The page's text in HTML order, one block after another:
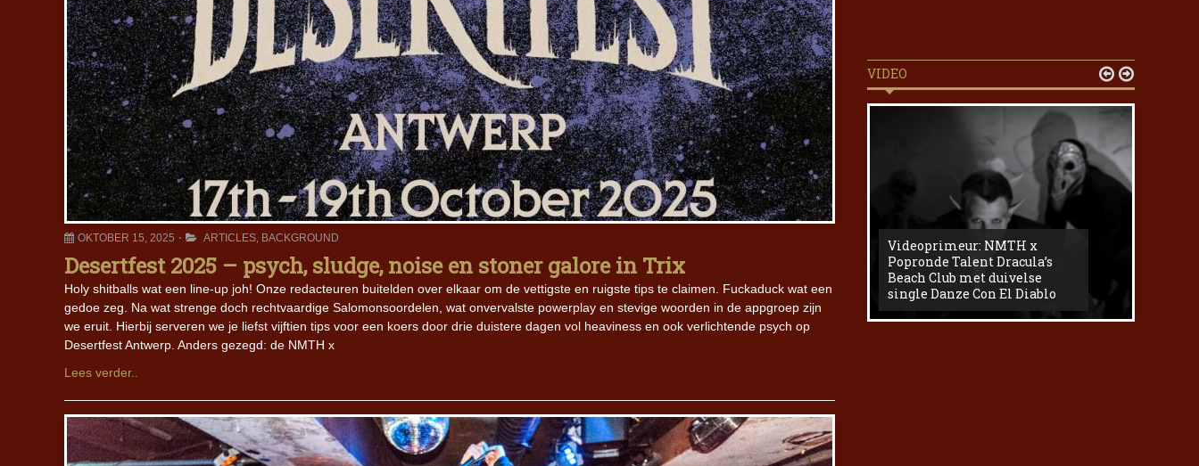
OKTOBER 15, 2025 ARTICLES, BACKGROUND
Desertfest 2025 – psych, sludge, noise en stoner galore in Trix
Holy shitballs wat een line-up joh! Onze redacteuren buitelden over elkaar om de vettigste en ruigste tips te claimen. Fuckaduck wat een
gedoe zeg. Na wat strenge doch rechtvaardige Salomonsoordelen, wat onvervalste powerplay en stevige woorden in de appgroep zijn
we eruit. Hierbij serveren we je liefst vijftien tips voor een koers door drie duistere dagen vol heaviness en ook verlichtende psych op
Desertfest Antwerp. Anders gezegd: de NMTH x
Lees verder..
VIDEO
Iron Jinn doopt vers epos The
Futurist en munt Reich and
Roll-stijl
Videoprimeur: NMTH x
Popronde Talent Dracula’s
Beach Club met duivelse
single Danze Con El Diablo
 